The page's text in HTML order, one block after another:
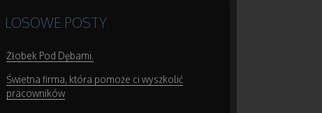
LOSOWE POSTY
Żłobek Pod Dębami.
Świetna firma, która pomoże ci wyszkolić
pracowników